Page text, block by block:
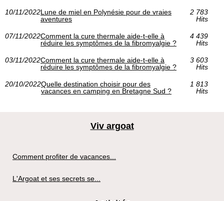
10/11/2022Lune de miel en Polynésie pour de vraies
aventures
2 783
Hits
07/11/2022Comment la cure thermale aide-t-elle à
réduire les symptômes de la fibromyalgie ?
4 439
Hits
03/11/2022Comment la cure thermale aide-t-elle à
réduire les symptômes de la fibromyalgie ?
3 603
Hits
20/10/2022Quelle destination choisir pour des
vacances en camping en Bretagne Sud ?
1 813
Hits
Viv argoat
Comment profiter de vacances...
L'Argoat et ses secrets se...